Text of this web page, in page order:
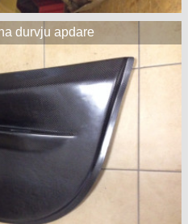
durvju apdare